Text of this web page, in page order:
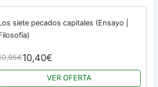
siete pecados capitales (Ensayo |
10,40€
VER OFERTA